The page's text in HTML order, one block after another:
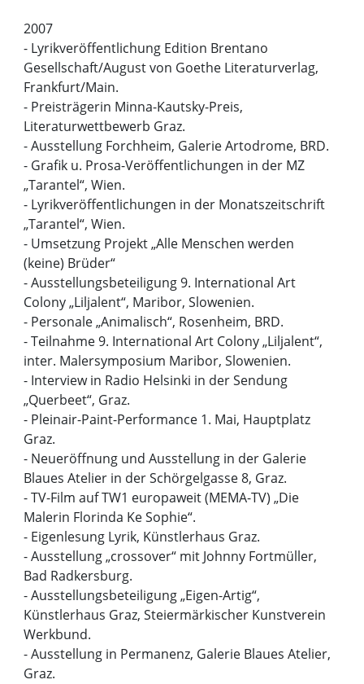
2007
- Lyrikveröffentlichung Edition Brentano
Gesellschaft/August von Goethe Literaturverlag,
Frankfurt/Main.
- Preisträgerin Minna-Kautsky-Preis,
Literaturwettbewerb Graz.
- Ausstellung Forchheim, Galerie Artodrome, BRD.
- Grafik u. Prosa-Veröffentlichungen in der MZ
„Tarantel“, Wien.
- Lyrikveröffentlichungen in der Monatszeitschrift
„Tarantel“, Wien.
- Umsetzung Projekt „Alle Menschen werden
(keine) Brüder“
- Ausstellungsbeteiligung 9. International Art
Colony „Liljalent“, Maribor, Slowenien.
- Personale „Animalisch“, Rosenheim, BRD.
- Teilnahme 9. International Art Colony „Liljalent“,
inter. Malersymposium Maribor, Slowenien.
- Interview in Radio Helsinki in der Sendung
„Querbeet“, Graz.
- Pleinair-Paint-Performance 1. Mai, Hauptplatz
Graz.
- Neueröffnung und Ausstellung in der Galerie
Blaues Atelier in der Schörgelgasse 8, Graz.
- TV-Film auf TW1 europaweit (MEMA-TV) „Die
Malerin Florinda Ke Sophie“.
- Eigenlesung Lyrik, Künstlerhaus Graz.
- Ausstellung „crossover“ mit Johnny Fortmüller,
Bad Radkersburg.
- Ausstellungsbeteiligung „Eigen-Artig“,
Künstlerhaus Graz, Steiermärkischer Kunstverein
Werkbund.
- Ausstellung in Permanenz, Galerie Blaues Atelier,
Graz.